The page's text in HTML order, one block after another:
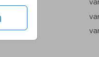
× 15 cm